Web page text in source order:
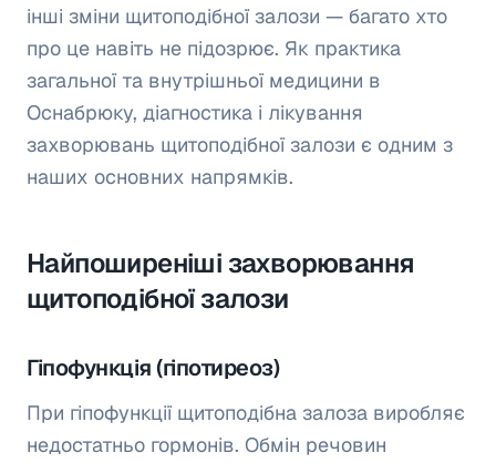
інші зміни щитоподібної залози — багато хто
про це навіть не підозрює. Як практика
загальної та внутрішньої медицини в
Оснабрюку, діагностика і лікування
захворювань щитоподібної залози є одним з
наших основних напрямків.
Найпоширеніші захворювання
щитоподібної залози
Гіпофункція (гіпотиреоз)
При гіпофункції щитоподібна залоза виробляє
недостатньо гормонів. Обмін речовин